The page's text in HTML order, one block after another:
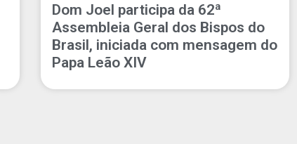
Dom Joel participa da 62ª
Assembleia Geral dos Bispos do
Brasil, iniciada com mensagem do
Papa Leão XIV